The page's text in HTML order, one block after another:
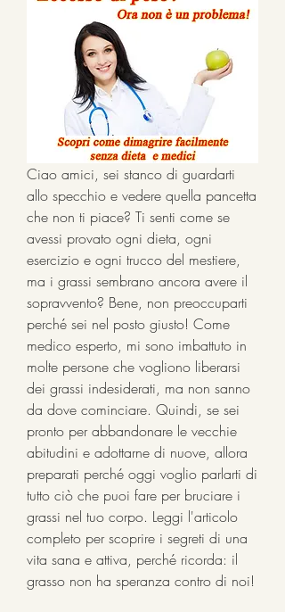
Ciao amici, sei stanco di guardarti
allo specchio e vedere quella pancetta
che non ti piace? Ti senti come se
avessi provato ogni dieta, ogni
esercizio e ogni trucco del mestiere,
ma i grassi sembrano ancora avere il
sopravvento? Bene, non preoccuparti
perché sei nel posto giusto! Come
medico esperto, mi sono imbattuto in
molte persone che vogliono liberarsi
dei grassi indesiderati, ma non sanno
da dove cominciare. Quindi, se sei
pronto per abbandonare le vecchie
abitudini e adottarne di nuove, allora
preparati perché oggi voglio parlarti di
tutto ciò che puoi fare per bruciare i
grassi nel tuo corpo. Leggi l'articolo
completo per scoprire i segreti di una
vita sana e attiva, perché ricorda: il
grasso non ha speranza contro di noi!